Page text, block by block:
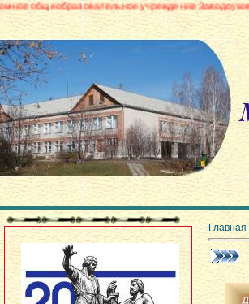
учреждение Заводоуковского
Главная